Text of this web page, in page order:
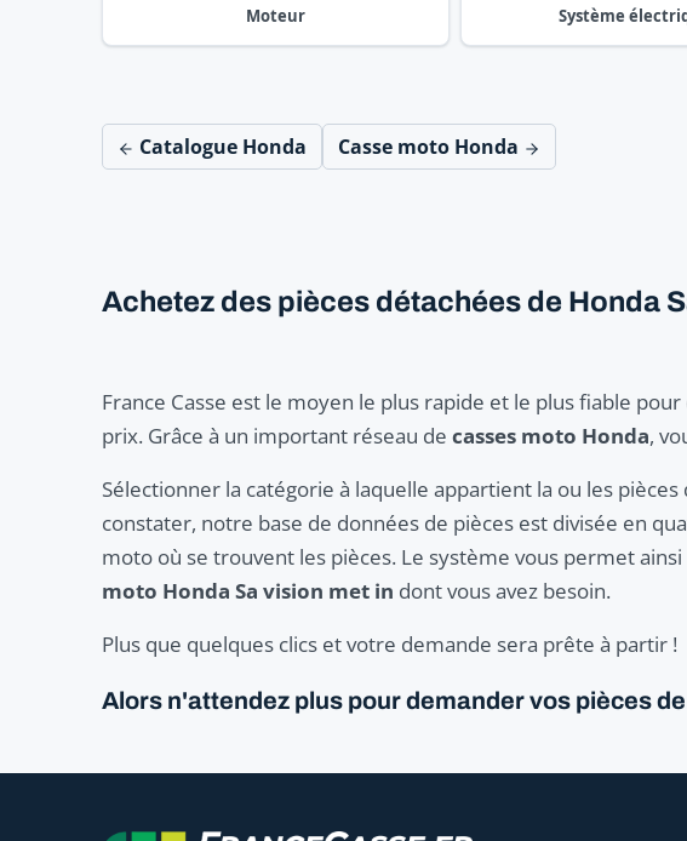
Moteur Système
Catalogue Honda Casse moto Honda
Achetez des pièces détachées de Honda
France Casse est le moyen le plus rapide et le plus fiable
prix. Grâce à un important réseau de casses moto Honda,
Sélectionner la catégorie à laquelle appartient la ou les
constater, notre base de données de pièces est divisée en
moto où se trouvent les pièces. Le système vous permet
moto Honda Sa vision met in dont vous avez besoin.
Plus que quelques clics et votre demande sera prête à partir !
Alors n'attendez plus pour demander vos pièces